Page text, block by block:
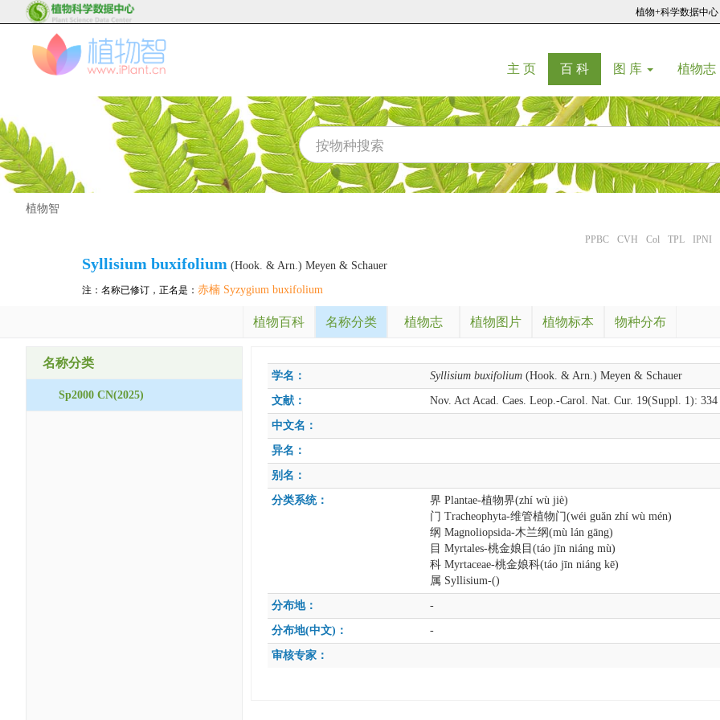
植物+科学数据中心
主 页(current)
百 科(current)
图 库 植物志
植物智
PPBC CVH Col TPL IPNI
Syllisium buxifolium (Hook. & Arn.) Meyen & Schauer
注：名称已修订，正名是： 赤楠 Syzygium buxifolium
植物百科 名称分类 植物志 植物图片 植物标本 物种分布
名称分类
Sp2000 CN(2025)
学名： Syllisium buxifolium (Hook. & Arn.) Meyen & Schauer
文献： Nov. Act Acad. Caes. Leop.-Carol. Nat. Cur. 19(Suppl. 1): 334
中文名：
异名：
别名：
分类系统：
界 Plantae-植物界(zhí wù jiè)
门 Tracheophyta-维管植物门(wéi guǎn zhí wù mén)
纲 Magnoliopsida-木兰纲(mù lán gāng)
目 Myrtales-桃金娘目(táo jīn niáng mù)
科 Myrtaceae-桃金娘科(táo jīn niáng kē)
属 Syllisium-()
分布地： -
分布地(中文)： -
审核专家：